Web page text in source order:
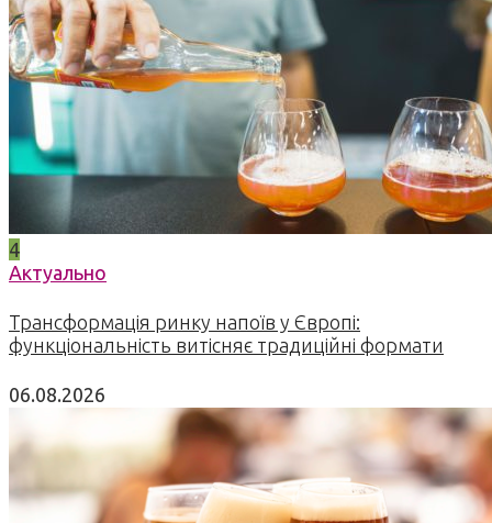
4
Актуально
Трансформація ринку напоїв у Європі:
функціональність витісняє традиційні формати
06.08.2026